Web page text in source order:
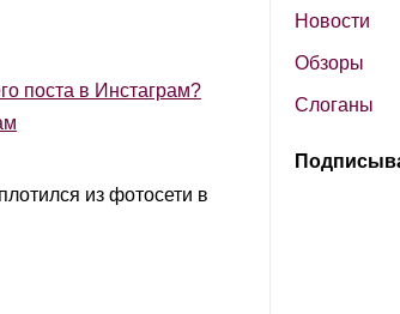
поста в Инстаграм?
из фотосети в
Новости
Обзоры
Слоганы